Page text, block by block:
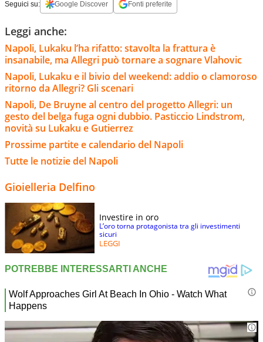
Seguici su: Google Discover Fonti preferite
Leggi anche:
Napoli, Lukaku l’ha rifatto: stavolta la frattura è
insanabile, ma Allegri può tornare a sognare Vlahovic
Napoli, Lukaku e il bivio del weekend: addio o clamoroso
ritorno da Allegri? Gli scenari
Napoli, De Bruyne al centro del progetto Allegri: un
gesto del belga fuga ogni dubbio. Pasticcio Lindstrom,
novità su Lukaku e Gutierrez
Prossime partite e calendario del Napoli
Tutte le notizie del Napoli
Gioielleria Delfino
Investire in oro
L’oro torna protagonista tra gli investimenti
sicuri
LEGGI